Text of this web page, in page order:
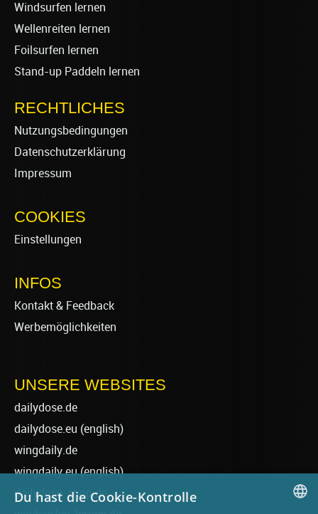
Windsurfen lernen
Wellenreiten lernen
Foilsurfen lernen
Stand-up Paddeln lernen
RECHTLICHES
Nutzungsbedingungen
Datenschutzerklärung
Impressum
COOKIES
Einstellungen
INFOS
Kontakt & Feedback
Werbemöglichkeiten
UNSERE WEBSITES
dailydose.de
dailydose.eu (english)
wingdaily.de
wingdaily.eu(english)
dailydose-shop.de
Du hast die Cookie-Kontrolle